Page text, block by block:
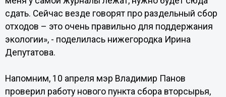
сдать. Сейчас везде говорят про раздельный сбор
отходов – это очень правильно для поддержания
экологии», - поделилась нижегородка Ирина
Депутатова.
Напомним, 10 апреля мэр Владимир Панов
проверил работу нового пункта сбора вторсырья,